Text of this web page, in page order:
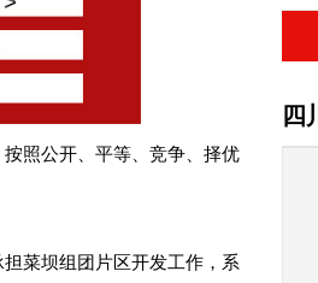
照公开、平等、竞争、择优
菜坝组团片区开发工作，系
四